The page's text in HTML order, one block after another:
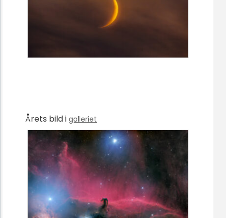
Årets bild i galleriet